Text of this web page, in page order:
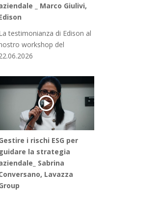
_ Marco Giulivi,
testimonianza di Edison al
workshop del
i rischi ESG per
guidare la strategia
Sabrina
Lavazza